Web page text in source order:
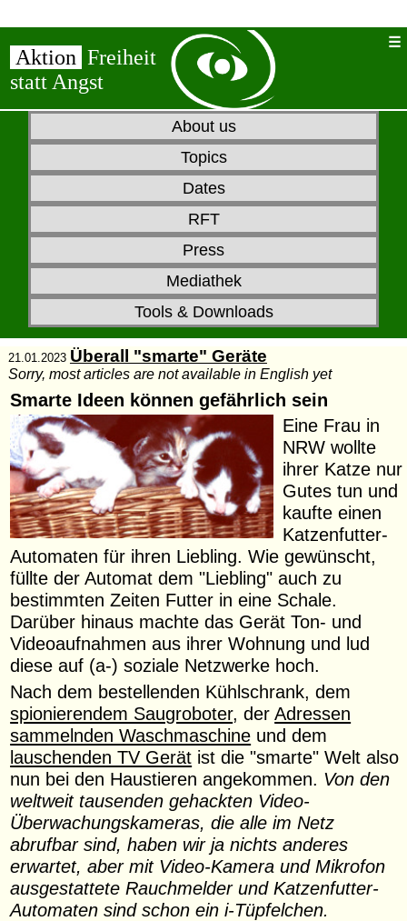
Aktion Freiheit
statt Angst
About us
Topics
Dates
RFT
Press
Mediathek
Tools & Downloads
21.01.2023 Überall "smarte" Geräte
Sorry, most articles are not available in English yet
Smarte Ideen können gefährlich sein
Eine Frau in
NRW wollte
ihrer Katze nur
Gutes tun und
kaufte einen
Katzenfutter-
Automaten für ihren Liebling. Wie gewünscht,
füllte der Automat dem "Liebling" auch zu
bestimmten Zeiten Futter in eine Schale.
Darüber hinaus machte das Gerät Ton- und
Videoaufnahmen aus ihrer Wohnung und lud
diese auf (a-) soziale Netzwerke hoch.
Nach dem bestellenden Kühlschrank, dem
spionierendem Saugroboter, der Adressen
sammelnden Waschmaschine und dem
lauschenden TV Gerät ist die "smarte" Welt also
nun bei den Haustieren angekommen. Von den
weltweit tausenden gehackten Video-
Überwachungskameras, die alle im Netz
abrufbar sind, haben wir ja nichts anderes
erwartet, aber mit Video-Kamera und Mikrofon
ausgestattete Rauchmelder und Katzenfutter-
Automaten sind schon ein i-Tüpfelchen.